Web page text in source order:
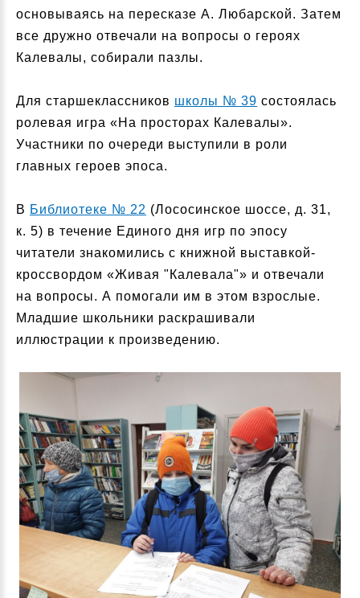
основываясь на пересказе А. Любарской. Затем
все дружно отвечали на вопросы о героях
Калевалы, собирали пазлы.
Для старшеклассников школы № 39 состоялась
ролевая игра «На просторах Калевалы».
Участники по очереди выступили в роли
главных героев эпоса.
В Библиотеке № 22 (Лососинское шоссе, д. 31,
к. 5) в течение Единого дня игр по эпосу
читатели знакомились с книжной выставкой-
кроссвордом «Живая "Калевала"» и отвечали
на вопросы. А помогали им в этом взрослые.
Младшие школьники раскрашивали
иллюстрации к произведению.